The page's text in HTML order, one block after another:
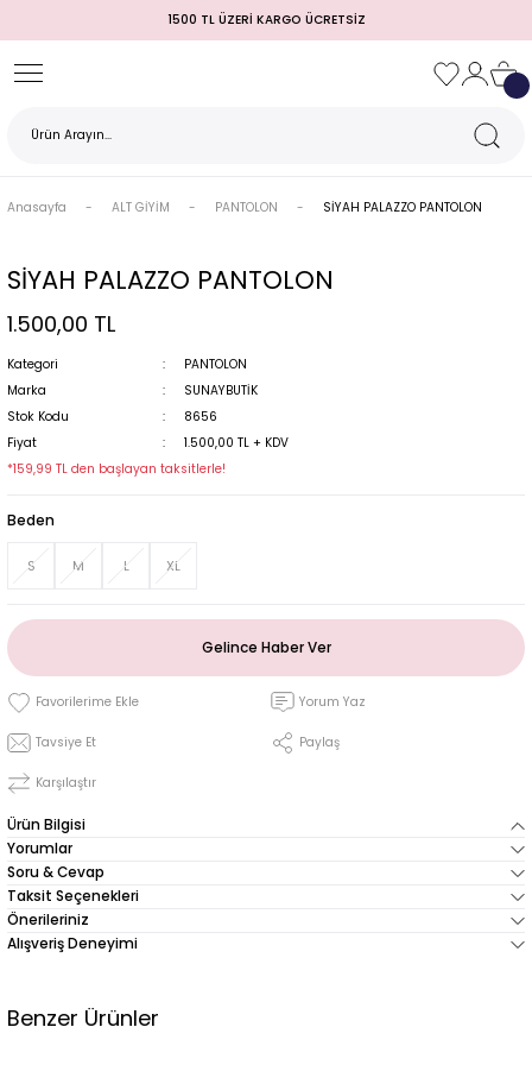
1500 TL ÜZERİ KARGO ÜCRETSİZ
Geri Dön
Geri Dön
Geri Dön
Geri Dön
Geri Dön
Geri Dön
Geri Dön
Anasayfa ALT GİYİM PANTOLON SİYAH PALAZZO PANTOLON
SİYAH PALAZZO PANTOLON
1.500,00 TL
Kategori
PANTOLON
Marka
SUNAYBUTİK
Stok Kodu
8656
Fiyat
1.500,00 TL + KDV
*159,99 TL den başlayan taksitlerle!
Beden
S M L XL
Gelince Haber Ver
Yorum Yaz
Tavsiye Et Paylaş
Karşılaştır
Ürün Bilgisi
Yorumlar
Soru & Cevap
Taksit Seçenekleri
Önerileriniz
Alışveriş Deneyimi
Benzer Ürünler